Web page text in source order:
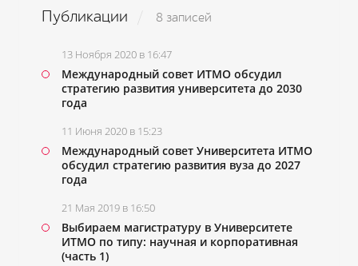
Публикации 8 записей
13 Ноября 2020 в 16:47
Международный совет ИТМО обсудил
стратегию развития университета до 2030
года
11 Июня 2020 в 15:23
Международный совет Университета ИТМО
обсудил стратегию развития вуза до 2027
года
21 Мая 2019 в 16:50
Выбираем магистратуру в Университете
ИТМО по типу: научная и корпоративная
(часть 1)